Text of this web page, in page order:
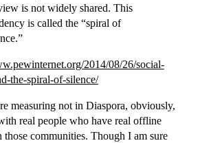
is not widely shared. This
is called the “spiral of
2014/08/26/social-
the-spiral-of-silence/
measuring not in Diaspora, obviously,
real people who have real offline
those communities. Though I am sure